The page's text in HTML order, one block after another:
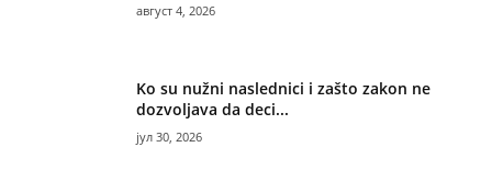
август 4, 2026
Ko su nužni naslednici i zašto zakon ne
dozvoljava da deci...
јул 30, 2026